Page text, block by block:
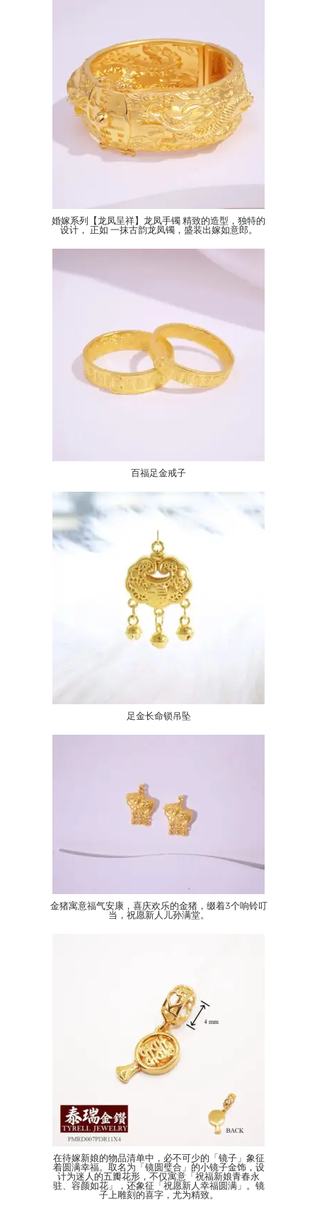
婚嫁系列【龙凤呈祥】龙凤手镯 精致的造型，独特的
设计， 正如 一抹古韵龙凤镯，盛装出嫁如意郎。
百福足金戒子
足金长命锁吊坠
金猪寓意福气安康，喜庆欢乐的金猪，缀着3个响铃叮
当，祝愿新人儿孙满堂。
在待嫁新娘的物品清单中，必不可少的「镜子」象征
着圆满幸福。取名为「镜圆璧合」的小镜子金饰，设
计为迷人的五瓣花形，不仅寓意「祝福新娘青春永
驻、容颜如花」，还象征「祝愿新人幸福圆满」。镜
子上雕刻的喜字，尤为精致。